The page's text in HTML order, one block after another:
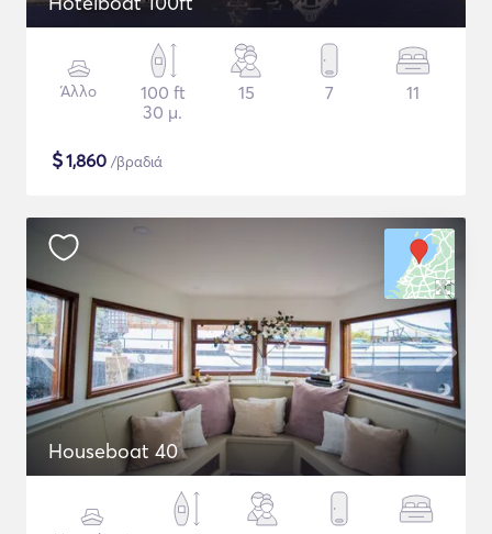
Άλλο
100 ft
30 μ.
15 7 11
$1,860 /βραδιά
Houseboat 40